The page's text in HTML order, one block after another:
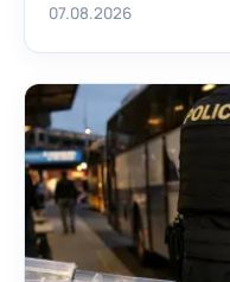
07.08.2026